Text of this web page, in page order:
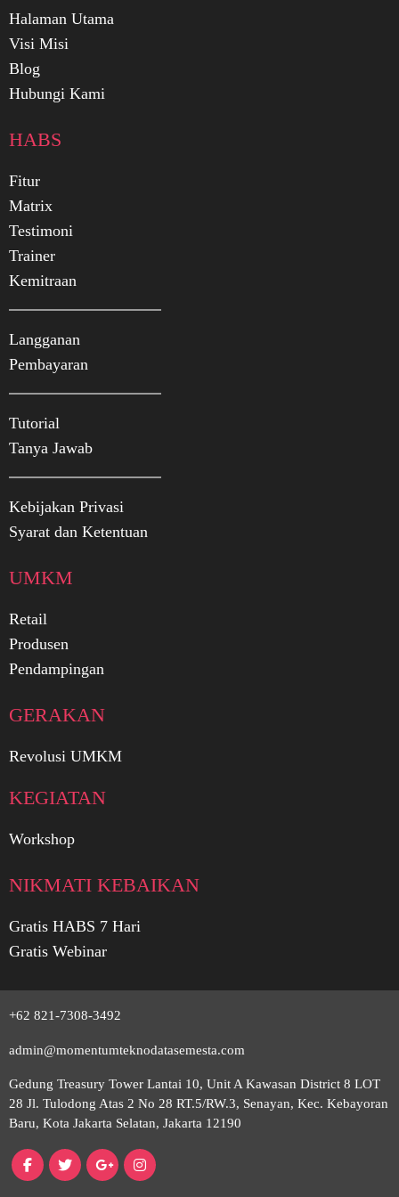
Halaman Utama
Visi Misi
Blog
Hubungi Kami
HABS
Fitur
Matrix
Testimoni
Trainer
Kemitraan
Langganan
Pembayaran
Tutorial
Tanya Jawab
Kebijakan Privasi
Syarat dan Ketentuan
UMKM
Retail
Produsen
Pendampingan
GERAKAN
Revolusi UMKM
KEGIATAN
Workshop
NIKMATI KEBAIKAN
Gratis HABS 7 Hari
Gratis Webinar
+62 821-7308-3492
admin@momentumteknodatasemesta.com
Gedung Treasury Tower Lantai 10, Unit A Kawasan District 8 LOT
28 Jl. Tulodong Atas 2 No 28 RT.5/RW.3, Senayan, Kec. Kebayoran
Baru, Kota Jakarta Selatan, Jakarta 12190